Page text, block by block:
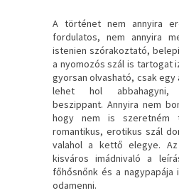
A történet nem annyira
fordulatos, nem annyira
istenien szórakoztató,
a nyomozós szál is tartogat
gyorsan olvasható, csak egy
lehet hol abbahagyni,
beszippant. Annyira nem
hogy nem is szeretném
romantikus, erotikus szál
valahol a kettő elegye.
kisváros imádnivaló a
főhősnőnk és a nagypapája
odamenni.